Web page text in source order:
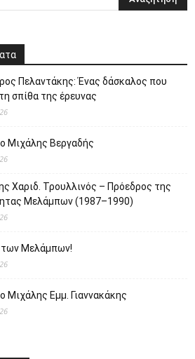
Πελαντάκης: Ένας δάσκαλος που
σπίθα της έρευνας
Μιχάλης Βεργαδής
Χαριδ. Τρουλλινός – Πρόεδρος της
Μελάμπων (1987–1990)
των Μελάμπων!
Μιχάλης Εμμ. Γιαννακάκης